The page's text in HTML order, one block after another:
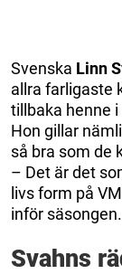
Svenska Linn
allra farligaste
tillbaka henne
Hon gillar
så bra som de
– Det är det
livs form på
inför säsongen.
Svahns